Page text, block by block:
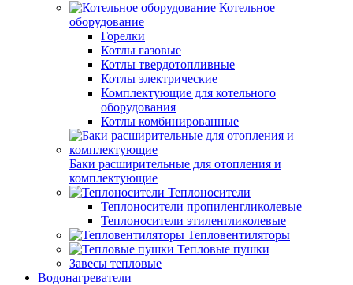
Котельное
оборудование
Горелки
Котлы газовые
Котлы твердотопливные
Котлы электрические
Комплектующие для котельного
оборудования
Котлы комбинированные
Баки расширительные для отопления и
комплектующие
Теплоносители
Теплоносители пропиленгликолевые
Теплоносители этиленгликолевые
Тепловентиляторы
Тепловые пушки
Завесы тепловые
Водонагреватели